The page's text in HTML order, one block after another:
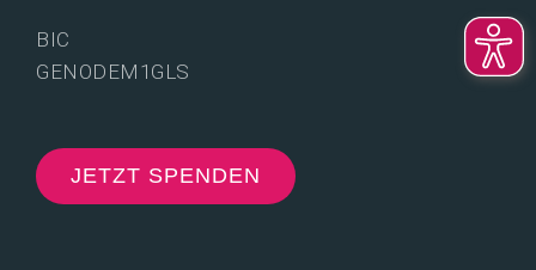
BIC
GENODEM1GLS
JETZT SPENDEN